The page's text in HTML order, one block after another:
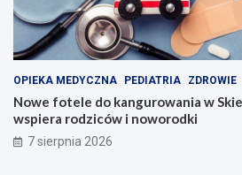
OPIEKA MEDYCZNA PEDIATRIA ZDROWIE
Nowe fotele do kangurowania w
wspiera rodziców i noworodki
7 sierpnia 2026